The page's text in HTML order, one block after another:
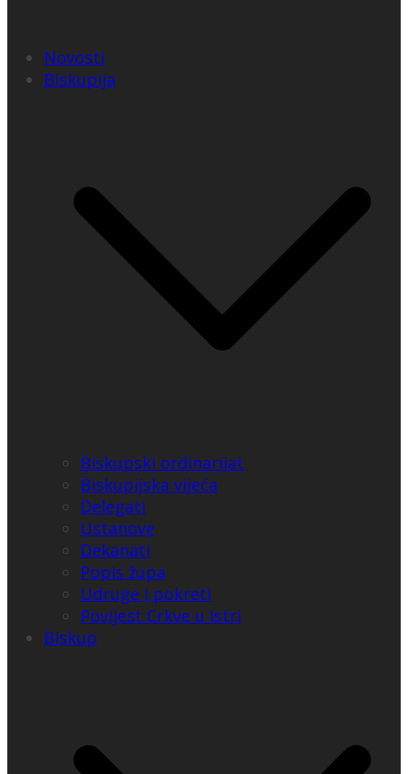
Novosti
Biskupija
Biskupski ordinarijat
Biskupijska vijeća
Delegati
Ustanove
Dekanati
Popis župa
Udruge i pokreti
Povijest Crkve u Istri
Biskup